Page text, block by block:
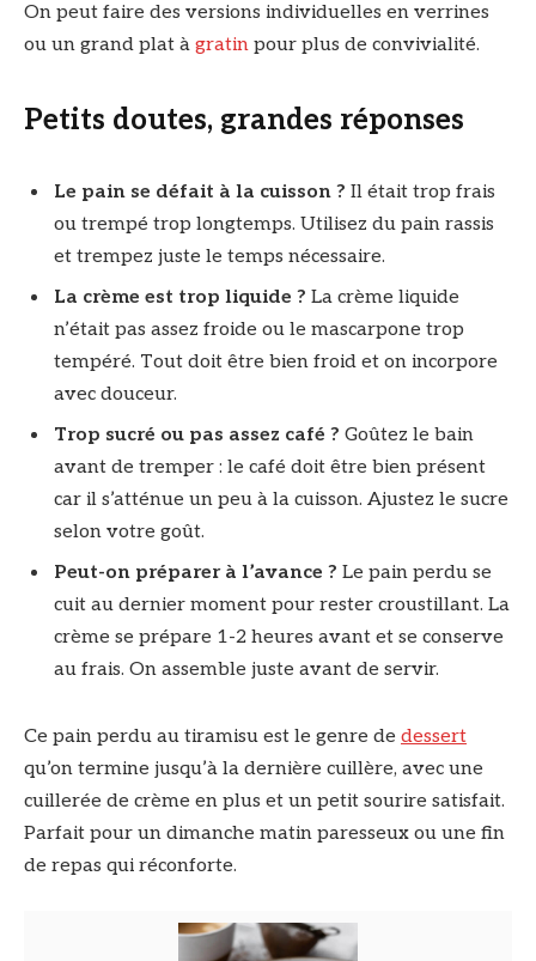
On peut faire des versions individuelles en verrines
ou un grand plat à gratin pour plus de convivialité.
Petits doutes, grandes réponses
Le pain se défait à la cuisson ? Il était trop frais
ou trempé trop longtemps. Utilisez du pain rassis
et trempez juste le temps nécessaire.
La crème est trop liquide ? La crème liquide
n’était pas assez froide ou le mascarpone trop
tempéré. Tout doit être bien froid et on incorpore
avec douceur.
Trop sucré ou pas assez café ? Goûtez le bain
avant de tremper : le café doit être bien présent
car il s’atténue un peu à la cuisson. Ajustez le sucre
selon votre goût.
Peut-on préparer à l’avance ? Le pain perdu se
cuit au dernier moment pour rester croustillant. La
crème se prépare 1-2 heures avant et se conserve
au frais. On assemble juste avant de servir.
Ce pain perdu au tiramisu est le genre de dessert
qu’on termine jusqu’à la dernière cuillère, avec une
cuillerée de crème en plus et un petit sourire satisfait.
Parfait pour un dimanche matin paresseux ou une fin
de repas qui réconforte.